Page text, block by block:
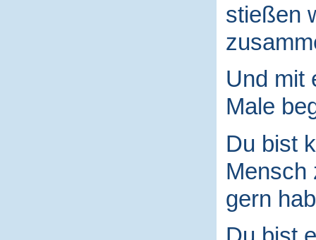
stießen
Und mit
Male
Du bist
Mensch
gern